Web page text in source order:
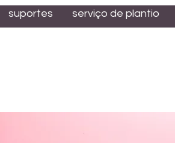
suportes serviço de plantio